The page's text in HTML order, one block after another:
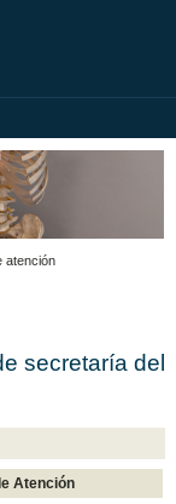
atención
secretaría del
Atención